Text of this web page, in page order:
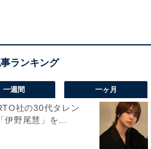
ョコチップパンがおいしいで
など、種類が豊富な点を評価
す。
で必ず購入します。サクサク
31歳女性／岡山県）」「メロ
一週間 一ヶ月
社の30代タレン
伊野尾慧」を...